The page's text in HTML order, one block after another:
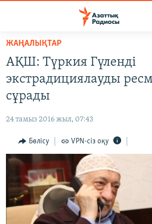
Skip
main
content
main
to
Search
САЯСАТ
AZATTYQTV
АДАМ ҚҰҚЫҚТАРЫ
ӘЛЕУМЕТ
ӘЛЕМ
АРНАЙЫ ЖОБАЛАР
Русский
ЖАҢАЛЫҚТАР
АҚШ: Түркия Гүленді
экстрадициялауды
сұрады
24 тамыз 2016 жыл, 07:43
Бөлісу VPN-сіз оқу